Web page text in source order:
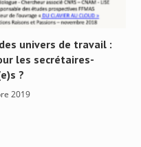
univers de travail :
les secrétaires-
?
2019